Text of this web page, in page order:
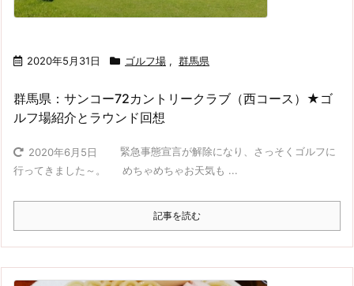
2020年5月31日 ゴルフ場 , 群馬県
群馬県：サンコー72カントリークラブ（西コース）★ゴ
ルフ場紹介とラウンド回想
2020年6月5日
緊急事態宣言が解除になり、さっそくゴルフに
行ってきました～。 めちゃめちゃお天気も ...
記事を読む